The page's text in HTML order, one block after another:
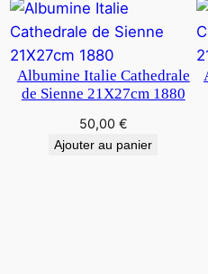
Albumine Italie Cathedrale
de Sienne 21X27cm 1880
50,00 €
Ajouter au panier